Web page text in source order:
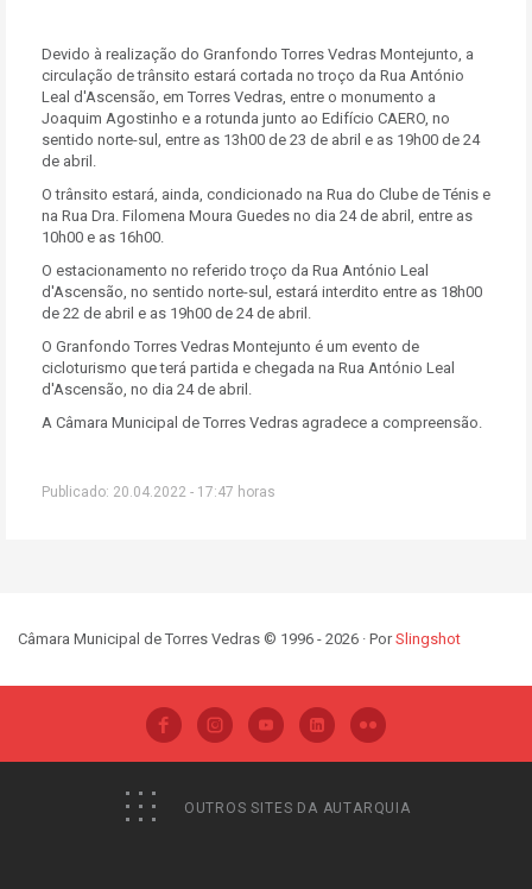
Devido à realização do Granfondo Torres Vedras Montejunto, a
circulação de trânsito estará cortada no troço da Rua António
Leal d'Ascensão, em Torres Vedras, entre o monumento a
Joaquim Agostinho e a rotunda junto ao Edifício CAERO, no
sentido norte-sul, entre as 13h00 de 23 de abril e as 19h00 de 24
de abril.
O trânsito estará, ainda, condicionado na Rua do Clube de Ténis e
na Rua Dra. Filomena Moura Guedes no dia 24 de abril, entre as
10h00 e as 16h00.
O estacionamento no referido troço da Rua António Leal
d'Ascensão, no sentido norte-sul, estará interdito entre as 18h00
de 22 de abril e as 19h00 de 24 de abril.
O Granfondo Torres Vedras Montejunto é um evento de
cicloturismo que terá partida e chegada na Rua António Leal
d'Ascensão, no dia 24 de abril.
A Câmara Municipal de Torres Vedras agradece a compreensão.
Publicado: 20.04.2022 - 17:47 horas
Câmara Municipal de Torres Vedras © 1996 - 2026 · PorSlingshot
OUTROS SITES DA AUTARQUIA